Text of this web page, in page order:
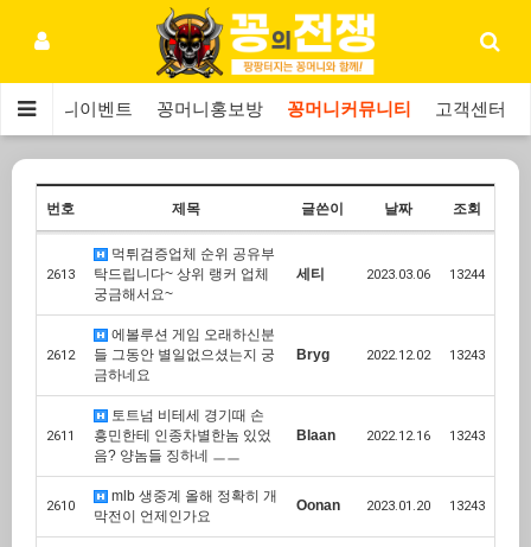
꽁머니이벤트 꽁머니홍보방 꽁머니커뮤니티 고객센터
번호 제목 글쓴이 날짜 조회
2613
먹튀검증업체 순위 공유부
탁드립니다~ 상위 랭커 업체
궁금해서요~
세티 2023.03.06 13244
2612
에볼루션 게임 오래하신분
들 그동안 별일없으셨는지 궁
금하네요
Bryg 2022.12.02 13243
2611
토트넘 비테세 경기때 손
흥민한테 인종차별한놈 있었
음? 양놈들 징하네 ㅡㅡ
Blaan 2022.12.16 13243
2610
mlb 생중계 올해 정확히 개
막전이 언제인가요
Oonan 2023.01.20 13243